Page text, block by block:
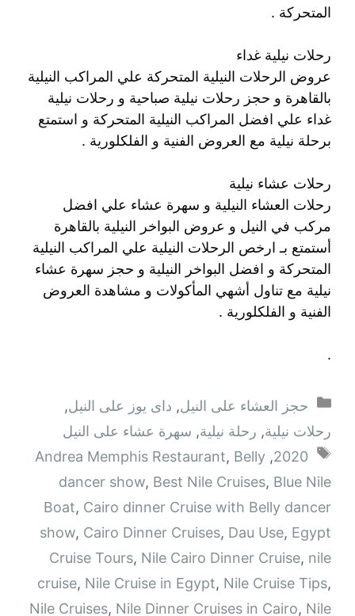
المتحركة .
رحلات نيلية غداء
عروض الرحلات النيلية المتحركة علي المراكب النيلية
بالقاهرة و حجز رحلات نيلية صباحية و رحلات نيلية
غداء علي افضل المراكب النيلية المتحركة و استمتع
برحلة نيلية مع العروض الفنية و الفلكلورية .
رحلات عشاء نيلية
رحلات العشاء النيلية و سهرة عشاء علي افضل
مركب في النيل و عروض البواخر النيلية بالقاهرة
أستمتع بـ ارخص الرحلات النيلية علي المراكب النيلية
المتحركة و افضل البواخر النيلية و حجز سهرة عشاء
نيلية مع تناول أشهي المأكولات و مشاهدة العروض
الفنية و الفلكلورية .
.
التصنيفات
حجز العشاء على النيل, داى يوز على النيل,
رحلات نيلية, رحلة نيلية, سهرة عشاء على النيل
الوسوم
2020
,
Andrea Memphis Restaurant, Belly
dancer show, Best Nile Cruises, Blue Nile
Boat, Cairo dinner Cruise with Belly dancer
show, Cairo Dinner Cruises, Dau Use, Egypt
Cruise Tours, Nile Cairo Dinner Cruise, nile
cruise, Nile Cruise in Egypt, Nile Cruise Tips,
Nile Cruises, Nile Dinner Cruises in Cairo, Nile